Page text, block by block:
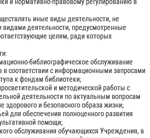
иные виды деятельности, не
деятельности, предусмотренные
целям, ради которых
библиографическое обслуживание
в соответствии с информационными запросами
к фондам библиотеки;
и методической работы с
деятельности по актуальным вопросам
здорового и безопасного образа жизни;
для обеспечения полноценного развития
помощи;
обслуживания обучающихся Учреждения, в